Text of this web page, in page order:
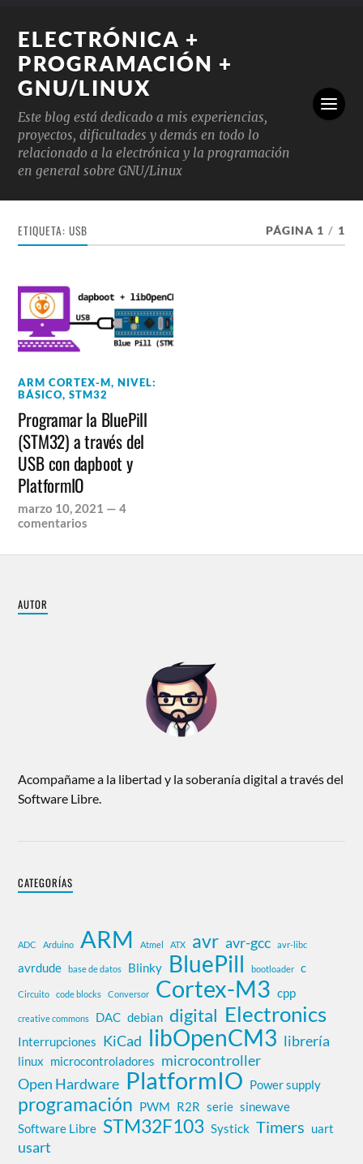
ELECTRÓNICA +
PROGRAMACIÓN +
GNU/LINUX
Este blog está dedicado a mis experiencias,
proyectos, dificultades y demás en todo lo
relacionado a la electrónica y la programación
en general sobre GNU/Linux
ETIQUETA:USB PÁGINA 1 / 1
ARM CORTEX-M,NIVEL:
BÁSICO,STM32
Programar la BluePill
(STM32) a través del
USB con dapboot y
PlatformIO
marzo 10, 2021 —4
comentarios
AUTOR
Acompañame a la libertad y la soberanía digital a través del
Software Libre.
CATEGORÍAS
ADC Arduino ARM Atmel ATX avr avr-gcc avr-libc
avrdude base de datos Blinky BluePill bootloader c
Circuito code blocks Conversor Cortex-M3 cpp
creative commons DAC debian digital Electronics
Interrupciones KiCad libOpenCM3 librería
linux microcontroladores microcontroller
Open Hardware PlatformIO Power supply
programación PWM R2R serie sinewave
Software Libre STM32F103 Systick Timers uart
usart